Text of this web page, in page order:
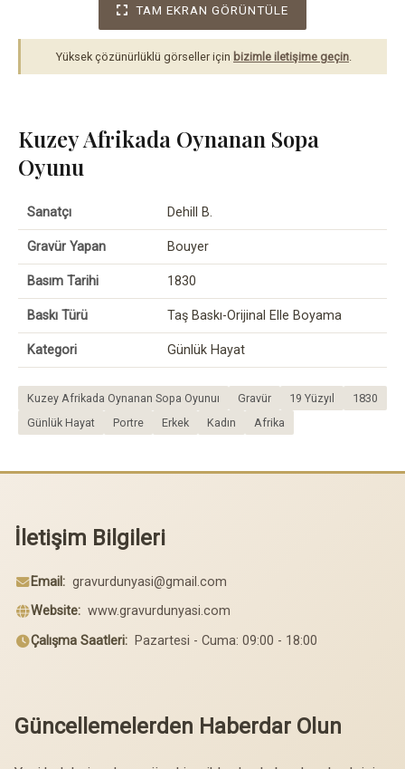
TAM EKRAN GÖRÜNTÜLE
Yüksek çözünürlüklü görseller için bizimle iletişime geçin
Kuzey Afrikada Oynanan Sopa
Oyunu
Sanatçı Dehill B.
Gravür Yapan Bouyer
Basım Tarihi 1830
Baskı Türü Taş Baskı-Orijinal Elle Boyama
Kategori Günlük Hayat
Kuzey Afrikada Oynanan Sopa Oyunuı Gravür 19 Yüzyıl
1830
Günlük Hayat
Portre Erkek Kadın Afrika
İletişim Bilgileri
Email: gravurdunyasi@gmail.com
Website: www.gravurdunyasi.com
Çalışma Saatleri: Pazartesi - Cuma: 09:00 - 18:00
Güncellemelerden Haberdar Olun